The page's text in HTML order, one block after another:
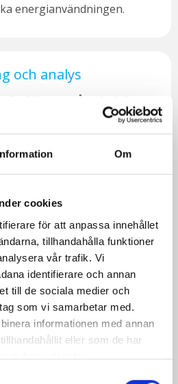
Om
cookies
för att anpassa innehållet
tillhandahålla funktioner
vår trafik. Vi
identifierare och annan
till de sociala medier och
som vi samarbetar med.
informationen med annan
eller som de har
deras tjänster.
energianvändningen.
och analys
månadsvis i
analyserar statistiken
för att säkerställa att
energiprestanda.
och driftoptimering
löpande, analyserar
Regelbundna
personal för att följa upp